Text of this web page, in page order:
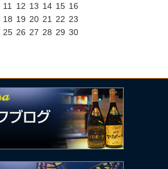
11 12 13 14 15 16
18 19 20 21 22 23
25 26 27 28 29 30